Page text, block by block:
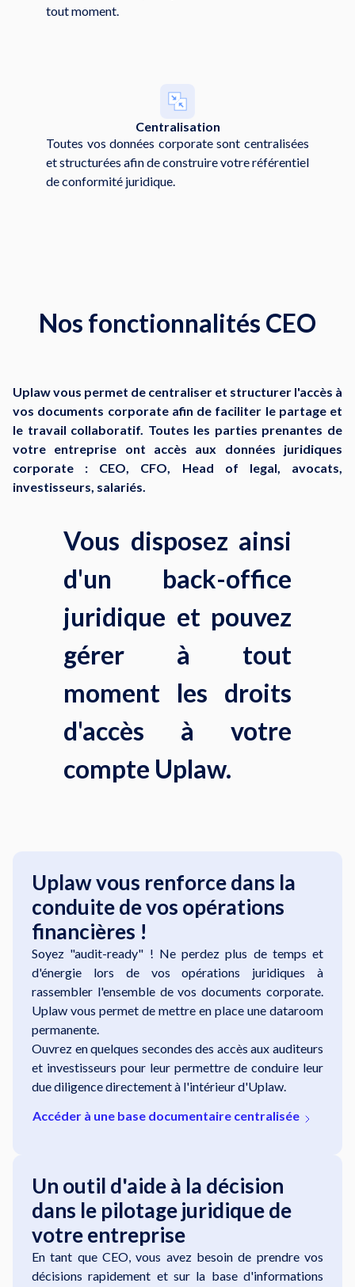
tout moment.
Centralisation
Toutes vos données corporate sont centralisées
et structurées afin de construire votre référentiel
de conformité juridique.
Nos fonctionnalités CEO
Uplaw vous permet de centraliser et structurer l'accès à
vos documents corporate afin de faciliter le partage et
le travail collaboratif. Toutes les parties prenantes de
votre entreprise ont accès aux données juridiques
corporate : CEO, CFO, Head of legal, avocats,
investisseurs, salariés.
Vous disposez ainsi
d'un back-office
juridique et pouvez
gérer à tout
moment les droits
d'accès à votre
compte Uplaw.
Uplaw vous renforce dans la
conduite de vos opérations
financières !
Soyez "audit-ready" ! Ne perdez plus de temps et
d'énergie lors de vos opérations juridiques à
rassembler l'ensemble de vos documents corporate.
Uplaw vous permet de mettre en place une dataroom
permanente.
Ouvrez en quelques secondes des accès aux auditeurs
et investisseurs pour leur permettre de conduire leur
due diligence directement à l'intérieur d'Uplaw.
Accéder à une base documentaire centralisée
Un outil d'aide à la décision
dans le pilotage juridique de
votre entreprise
En tant que CEO, vous avez besoin de prendre vos
décisions rapidement et sur la base d'informations